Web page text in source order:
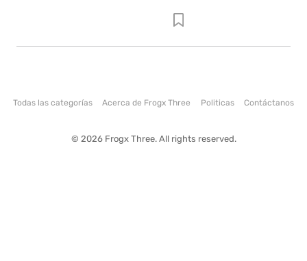
Todas las categorías Acerca de Frogx Three Politicas Contáctanos
© 2026 Frogx Three. All rights reserved.